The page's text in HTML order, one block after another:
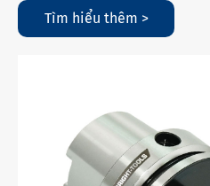
Tìm hiểu thêm >